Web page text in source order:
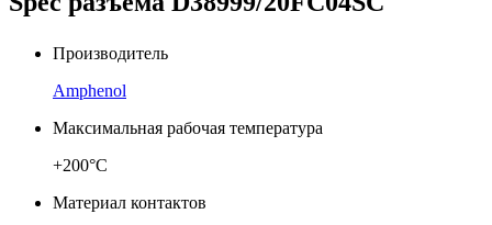
Производитель
Amphenol
Максимальная рабочая температура
+200°C
Материал контактов